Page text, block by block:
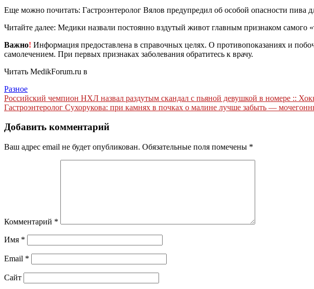
Еще можно почитать: Гастроэнтеролог Вялов предупредил об особой опасности пива
Читайте далее: Медики назвали постоянно вздутый живот главным признаком самого
Важно! Информация предоставлена в справочных целях. О противопоказаниях и
самолечением. При первых признаках заболевания обратитесь к врачу.
Читать MedikForum.ru в
Разное
Навигация
по
записям
Российский чемпион НХЛ назвал раздутым скандал с пьяной девушкой в номере ::
Гастроэнтеролог Сухорукова: при камнях в почках о малине лучше забыть —
Добавить комментарий
Ваш адрес email не будет опубликован. Обязательные поля помечены *
Комментарий *
Имя *
Email *
Сайт